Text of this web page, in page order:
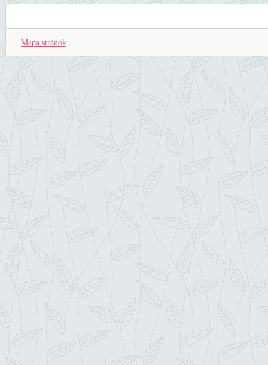
Mapa stránok